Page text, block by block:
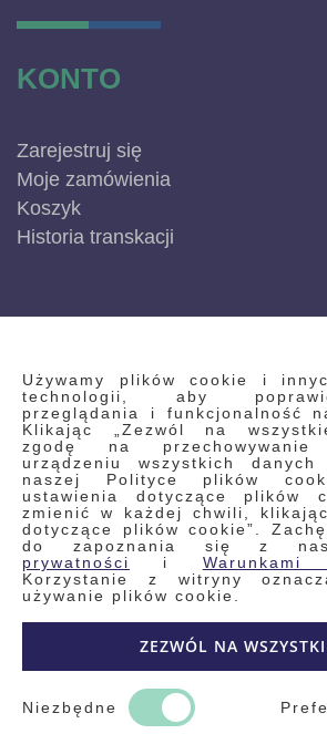
Używamy plików cookie i
technologii, aby
przeglądania i funkcjonalność
Klikając „Zezwól na
zgodę na
urządzeniu wszystkich
naszej Polityce plików
ustawienia dotyczące plików
zmienić w każdej chwili,
dotyczące plików cookie”.
do zapoznania się z
prywatności
i Warunkami
Korzystanie z witryny
używanie plików cookie.
ZEZWÓL NA
Niezbędne
KONTO
Zarejestruj się
Moje zamówienia
Koszyk
Historia transkacji
INFORMACJE
Regulamin
Polityka prywatności i pliki cookie
Wyszukiwane frazy
Wyszukiwanie zaawansowane
Zamówienia
Skontaktuj się z nami
Odstąp od umowy
Kontakt